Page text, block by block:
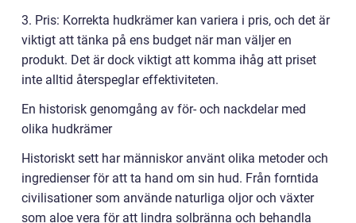
3. Pris: Korrekta hudkrämer kan variera i pris, och det är
viktigt att tänka på ens budget när man väljer en
produkt. Det är dock viktigt att komma ihåg att priset
inte alltid återspeglar effektiviteten.
En historisk genomgång av för- och nackdelar med
olika hudkrämer
Historiskt sett har människor använt olika metoder och
ingredienser för att ta hand om sin hud. Från forntida
civilisationer som använde naturliga oljor och växter
som aloe vera för att lindra solbränna och behandla